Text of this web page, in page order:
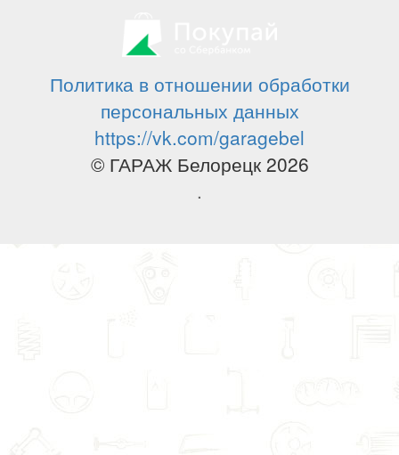
Политика в отношении обработки
персональных данных
https://vk.com/garagebel
© ГАРАЖ Белорецк 2026
.